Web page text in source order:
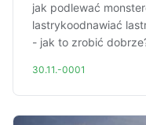
jak podlewać
lastrykoodnawiać
- jak to zrobić
30.11.-0001